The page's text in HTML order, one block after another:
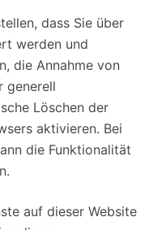
dass Sie über
werden und
die Annahme von
generell
Löschen der
aktivieren. Bei
die Funktionalität
auf dieser Website